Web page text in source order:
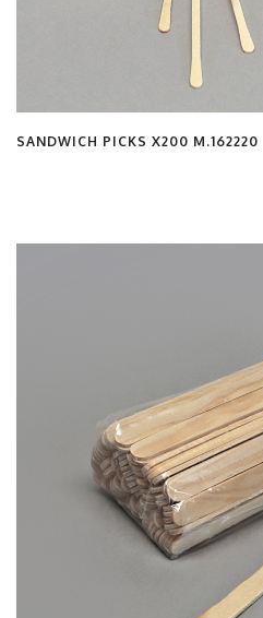
SANDWICH PICKS X200 M.162220